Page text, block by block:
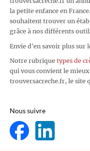
la petite enfance en
souhaitent trouver un
grâce à nos différents
Envie d'en savoir plus sur
Notre rubrique types de
qui vous convient le
trouversacreche.fr, le site
Nous suivre